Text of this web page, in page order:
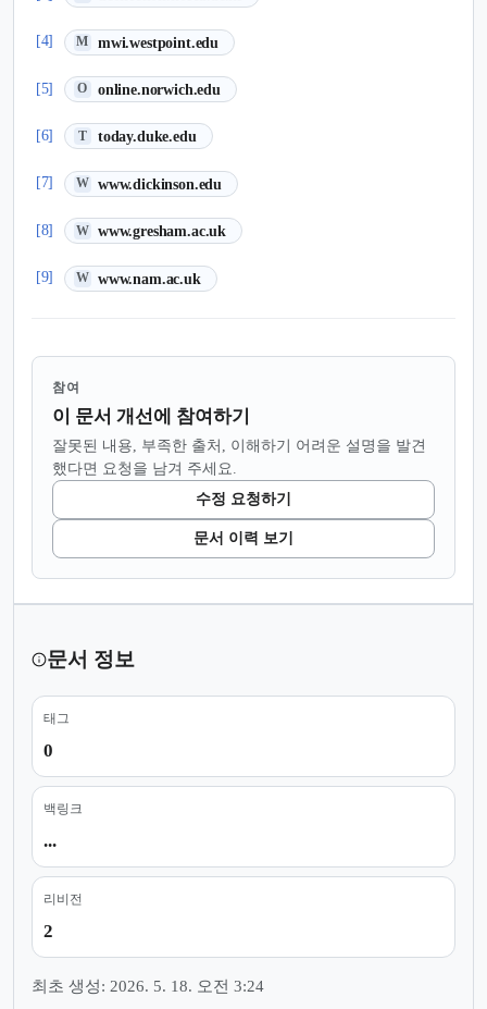
[4] M mwi.westpoint.edu
(새 탭에서 열림)
[5] O online.norwich.edu
(새 탭에서 열림)
[6] T today.duke.edu
(새 탭에서 열림)
[7] W www.dickinson.edu
(새 탭에서 열림)
[8] W www.gresham.ac.uk
(새 탭에서 열림)
[9] W www.nam.ac.uk
(새 탭에서 열림)
참여
이 문서 개선에 참여하기
잘못된 내용, 부족한 출처, 이해하기 어려운 설명을 발견
했다면 요청을 남겨 주세요.
수정 요청하기
문서 이력 보기
문서 정보
태그
0
백링크
...
리비전
2
최초 생성: 2026. 5. 18. 오전 3:24